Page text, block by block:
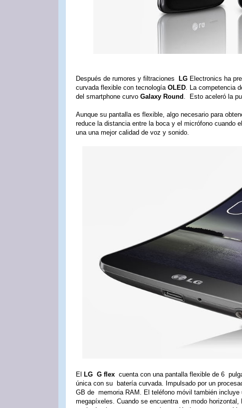
Después de rumores y filtraciones LG Electronics ha
curvada flexible con tecnología OLED. La competencia
del smartphone curvo Galaxy Round . Esto aceleró la
Aunque su pantalla es flexible, algo necesario para
reduce la distancia entre la boca y el micrófono cuando
una una mejor calidad de voz y sonido.
El LG G flex cuenta con una pantalla flexible de 6
única con su batería curvada. Impulsado por un
GB de memoria RAM. El teléfono móvil también
megapíxeles. Cuando se encuentra en modo